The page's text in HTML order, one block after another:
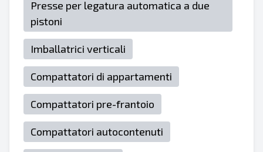
Presse per legatura automatica a due
pistoni
Imballatrici verticali
Compattatori di appartamenti
Compattatori pre-frantoio
Compattatori autocontenuti